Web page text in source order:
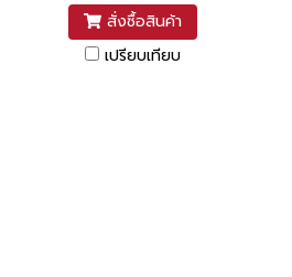
สั่งซื้อสินค้า
เปรียบเทียบ